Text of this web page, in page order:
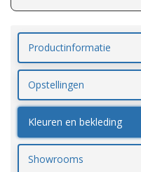
Productinformatie
Opstellingen
Kleuren en bekleding
Showrooms